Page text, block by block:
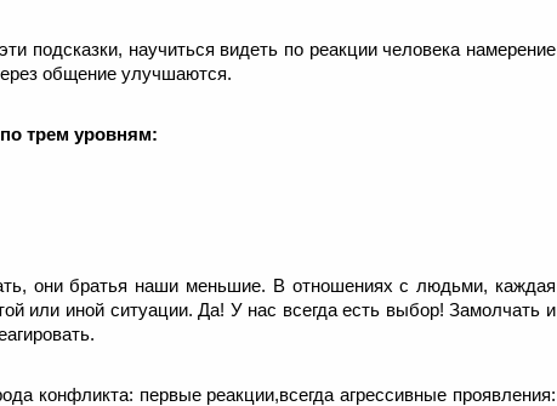
подсказки, научиться видеть по реакции человека намерение
общение улучшаются.
трем уровням:
они братья наши меньшие. В отношениях с людьми, каждая
или иной ситуации. Да! У нас всегда есть выбор! Замолчать и
конфликта: первые реакции,всегда агрессивные проявления: